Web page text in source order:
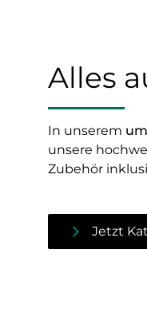
Alles
In unserem
unsere
Zubehör
Jetzt